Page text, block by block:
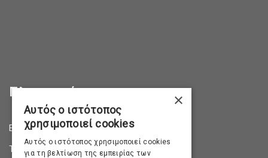
Πληροφορίες
Επικοινωνία
Τρόποι Αποστολής
×
Αυτός ο ιστότοπος
χρησιμοποιεί cookies
Αυτός ο ιστότοπος χρησιμοποιεί cookies
για τη βελτίωση της εμπειρίας των